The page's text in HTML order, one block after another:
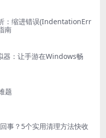
：缩进错误(IndentationErr
南
器：让手游在Windows畅
题
事？5个实用清理方法快收